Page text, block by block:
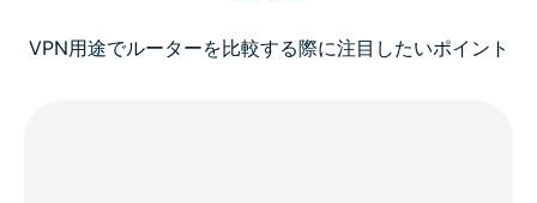
VPN用途でルーターを比較する際に注目したいポイント